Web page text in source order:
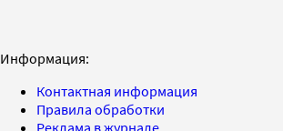
Информация:
Контактная информация
Правила обработки
Реклама в журнале